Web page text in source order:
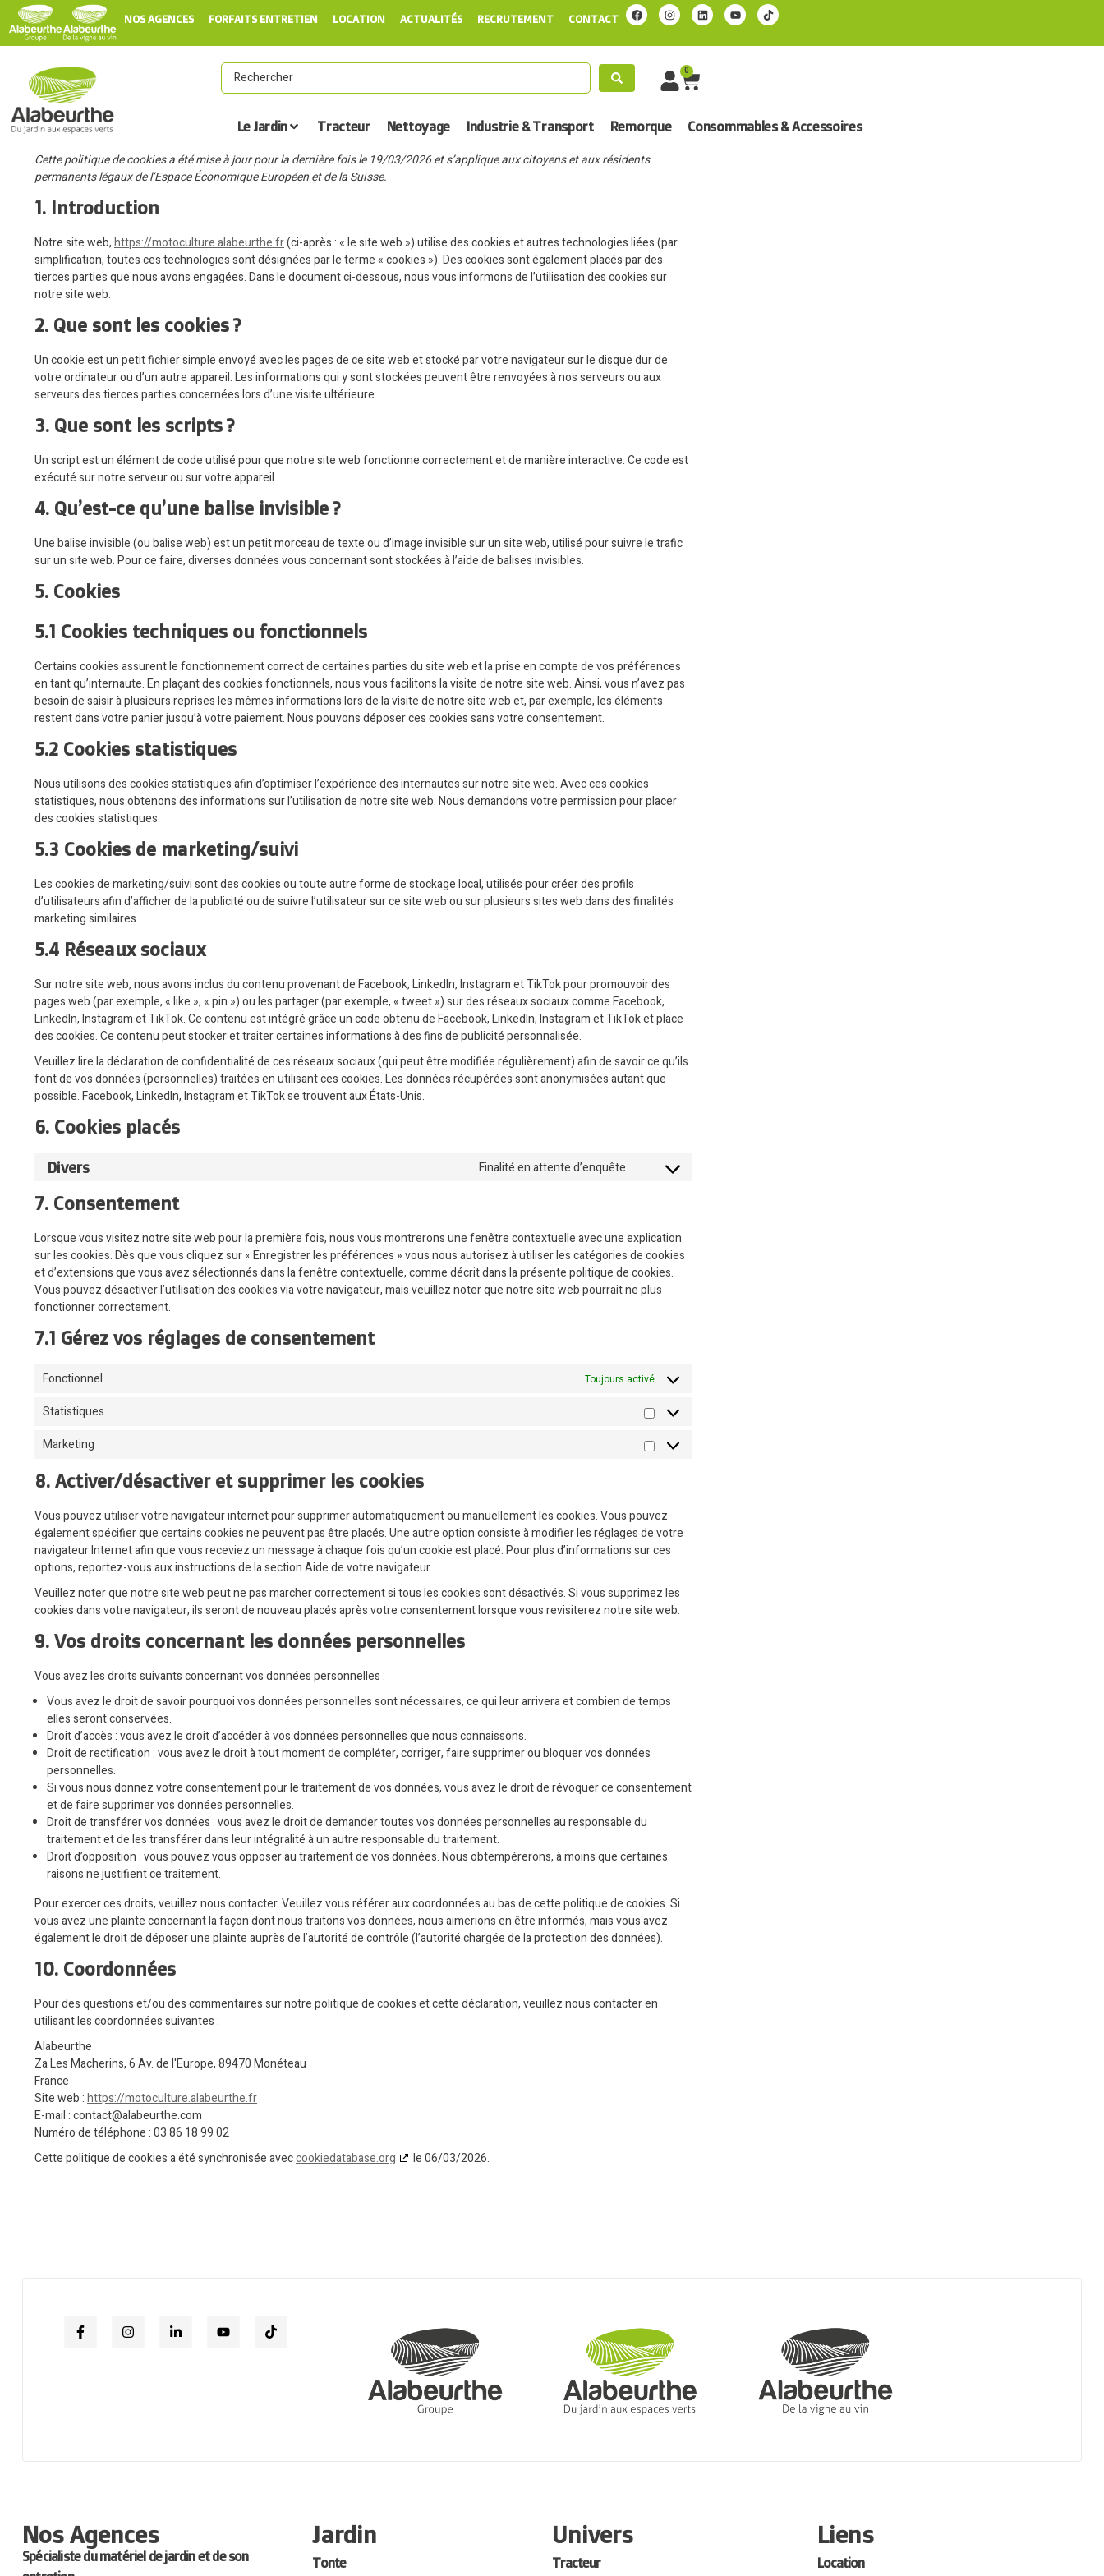
NOS AGENCES FORFAITS ENTRETIEN LOCATION ACTUALITÉS RECRUTEMENT CONTACT
0
Le Jardin Tracteur Nettoyage Industrie & Transport Remorque Consommables & Accessoires
Cette politique de cookies a été mise à jour pour la dernière fois le 19/03/2026 et s’applique aux citoyens et aux résidents
permanents légaux de l’Espace Économique Européen et de la Suisse.
1. Introduction
Notre site web,https://motoculture.alabeurthe.fr(ci-après : « le site web ») utilise des cookies et autres technologies liées (par
simplification, toutes ces technologies sont désignées par le terme « cookies »). Des cookies sont également placés par des
tierces parties que nous avons engagées. Dans le document ci-dessous, nous vous informons de l’utilisation des cookies sur
notre site web.
2. Que sont les cookies ?
Un cookie est un petit fichier simple envoyé avec les pages de ce site web et stocké par votre navigateur sur le disque dur de
votre ordinateur ou d’un autre appareil. Les informations qui y sont stockées peuvent être renvoyées à nos serveurs ou aux
serveurs des tierces parties concernées lors d’une visite ultérieure.
3. Que sont les scripts ?
Un script est un élément de code utilisé pour que notre site web fonctionne correctement et de manière interactive. Ce code est
exécuté sur notre serveur ou sur votre appareil.
4. Qu’est-ce qu’une balise invisible ?
Une balise invisible (ou balise web) est un petit morceau de texte ou d’image invisible sur un site web, utilisé pour suivre le trafic
sur un site web. Pour ce faire, diverses données vous concernant sont stockées à l’aide de balises invisibles.
5. Cookies
5.1 Cookies techniques ou fonctionnels
Certains cookies assurent le fonctionnement correct de certaines parties du site web et la prise en compte de vos préférences
en tant qu’internaute. En plaçant des cookies fonctionnels, nous vous facilitons la visite de notre site web. Ainsi, vous n’avez pas
besoin de saisir à plusieurs reprises les mêmes informations lors de la visite de notre site web et, par exemple, les éléments
restent dans votre panier jusqu’à votre paiement. Nous pouvons déposer ces cookies sans votre consentement.
5.2 Cookies statistiques
Nous utilisons des cookies statistiques afin d’optimiser l’expérience des internautes sur notre site web. Avec ces cookies
statistiques, nous obtenons des informations sur l’utilisation de notre site web. Nous demandons votre permission pour placer
des cookies statistiques.
5.3 Cookies de marketing/suivi
Les cookies de marketing/suivi sont des cookies ou toute autre forme de stockage local, utilisés pour créer des profils
d’utilisateurs afin d’afficher de la publicité ou de suivre l’utilisateur sur ce site web ou sur plusieurs sites web dans des finalités
marketing similaires.
5.4 Réseaux sociaux
Sur notre site web, nous avons inclus du contenu provenant de Facebook, LinkedIn, Instagram et TikTok pour promouvoir des
pages web (par exemple, « like », « pin ») ou les partager (par exemple, « tweet ») sur des réseaux sociaux comme Facebook,
LinkedIn, Instagram et TikTok. Ce contenu est intégré grâce un code obtenu de Facebook, LinkedIn, Instagram et TikTok et place
des cookies. Ce contenu peut stocker et traiter certaines informations à des fins de publicité personnalisée.
Veuillez lire la déclaration de confidentialité de ces réseaux sociaux (qui peut être modifiée régulièrement) afin de savoir ce qu’ils
font de vos données (personnelles) traitées en utilisant ces cookies. Les données récupérées sont anonymisées autant que
possible. Facebook, LinkedIn, Instagram et TikTok se trouvent aux États-Unis.
6. Cookies placés
Divers Finalité en attente d’enquête
7. Consentement
Lorsque vous visitez notre site web pour la première fois, nous vous montrerons une fenêtre contextuelle avec une explication
sur les cookies. Dès que vous cliquez sur « Enregistrer les préférences » vous nous autorisez à utiliser les catégories de cookies
et d’extensions que vous avez sélectionnés dans la fenêtre contextuelle, comme décrit dans la présente politique de cookies.
Vous pouvez désactiver l’utilisation des cookies via votre navigateur, mais veuillez noter que notre site web pourrait ne plus
fonctionner correctement.
7.1 Gérez vos réglages de consentement
Fonctionnel Toujours activé
Statistiques
Marketing
8. Activer/désactiver et supprimer les cookies
Vous pouvez utiliser votre navigateur internet pour supprimer automatiquement ou manuellement les cookies. Vous pouvez
également spécifier que certains cookies ne peuvent pas être placés. Une autre option consiste à modifier les réglages de votre
navigateur Internet afin que vous receviez un message à chaque fois qu’un cookie est placé. Pour plus d’informations sur ces
options, reportez-vous aux instructions de la section Aide de votre navigateur.
Veuillez noter que notre site web peut ne pas marcher correctement si tous les cookies sont désactivés. Si vous supprimez les
cookies dans votre navigateur, ils seront de nouveau placés après votre consentement lorsque vous revisiterez notre site web.
9. Vos droits concernant les données personnelles
Vous avez les droits suivants concernant vos données personnelles :
Vous avez le droit de savoir pourquoi vos données personnelles sont nécessaires, ce qui leur arrivera et combien de temps
elles seront conservées.
Droit d’accès : vous avez le droit d’accéder à vos données personnelles que nous connaissons.
Droit de rectification : vous avez le droit à tout moment de compléter, corriger, faire supprimer ou bloquer vos données
personnelles.
Si vous nous donnez votre consentement pour le traitement de vos données, vous avez le droit de révoquer ce consentement
et de faire supprimer vos données personnelles.
Droit de transférer vos données : vous avez le droit de demander toutes vos données personnelles au responsable du
traitement et de les transférer dans leur intégralité à un autre responsable du traitement.
Droit d’opposition : vous pouvez vous opposer au traitement de vos données. Nous obtempérerons, à moins que certaines
raisons ne justifient ce traitement.
Pour exercer ces droits, veuillez nous contacter. Veuillez vous référer aux coordonnées au bas de cette politique de cookies. Si
vous avez une plainte concernant la façon dont nous traitons vos données, nous aimerions en être informés, mais vous avez
également le droit de déposer une plainte auprès de l’autorité de contrôle (l’autorité chargée de la protection des données).
10. Coordonnées
Pour des questions et/ou des commentaires sur notre politique de cookies et cette déclaration, veuillez nous contacter en
utilisant les coordonnées suivantes :
Alabeurthe
Za Les Macherins, 6 Av. de l'Europe, 89470 Monéteau
France
Site web :https://motoculture.alabeurthe.fr
E-mail :contact@alabeurthe.com
Numéro de téléphone : 03 86 18 99 02
Cette politique de cookies a été synchronisée aveccookiedatabase.org le 06/03/2026.
Nos Agences
Spécialiste du matériel de jardin et de son
Jardin
Tonte
Univers
Tracteur
Liens
Location